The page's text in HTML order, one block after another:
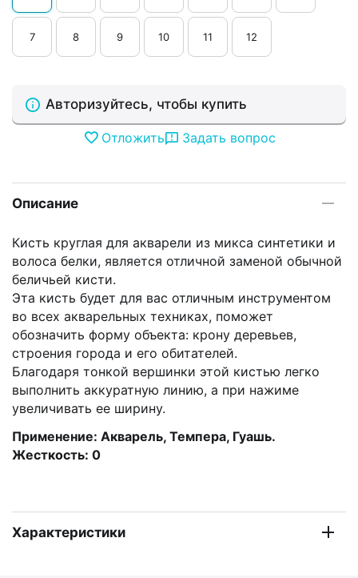
7 8 9 10 11 12
Авторизуйтесь, чтобы купить
Отложить Задать вопрос
Описание
Кисть круглая для акварели из микса синтетики и
волоса белки, является отличной заменой обычной
беличьей кисти.
Эта кисть будет для вас отличным инструментом
во всех акварельных техниках, поможет
обозначить форму объекта: крону деревьев,
строения города и его обитателей.
Благодаря тонкой вершинки этой кистью легко
выполнить аккуратную линию, а при нажиме
увеличивать ее ширину.
Применение: Акварель, Темпера, Гуашь.
Жесткость: 0
Характеристики